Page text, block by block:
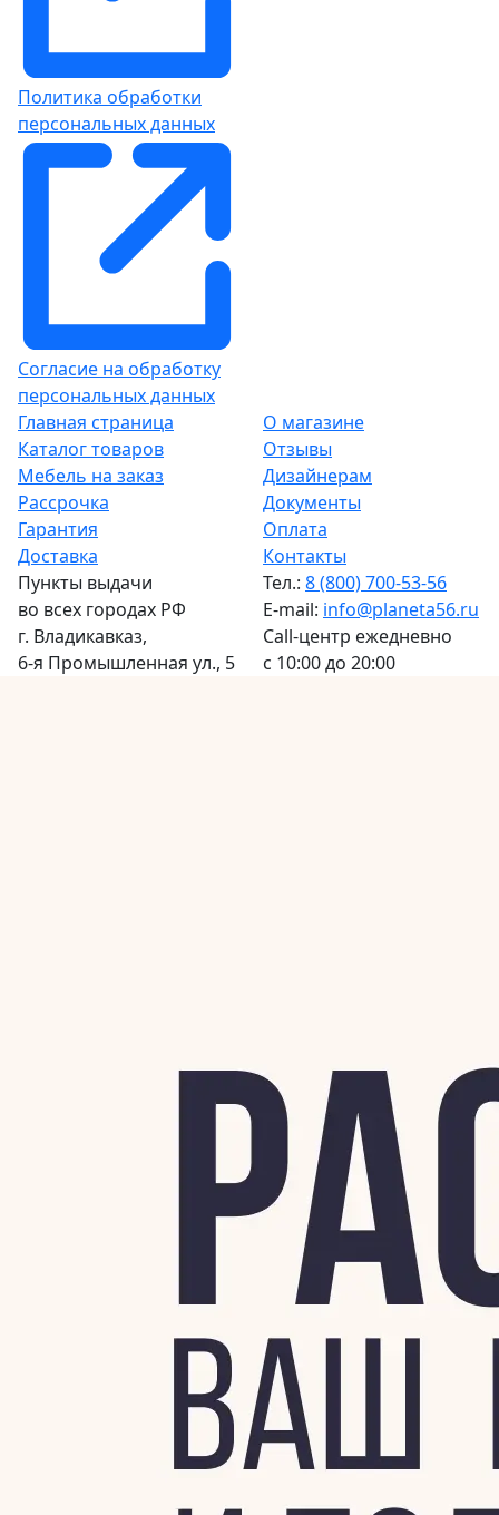
Политика обработки
персональных данных
Согласие на обработку
персональных данных
Главная страница
Каталог товаров
Мебель на заказ
Рассрочка
Гарантия
О магазине
Отзывы
Дизайнерам
Документы
Оплата
Доставка
Пункты выдачи
во всех городах РФ
г. Владикавказ,
6-я Промышленная ул., 5
Контакты
Тел.: 8 (800) 700-53-56
E-mail: info@planeta56.ru
Call-центр ежедневно
с 10:00 до 20:00